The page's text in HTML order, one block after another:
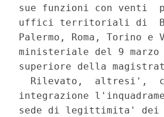
sue funzioni con venti
uffici territoriali di
Palermo, Roma, Torino
ministeriale del 9
superiore della
Rilevato,  altresi',
integrazione
sede di legittimita' dei